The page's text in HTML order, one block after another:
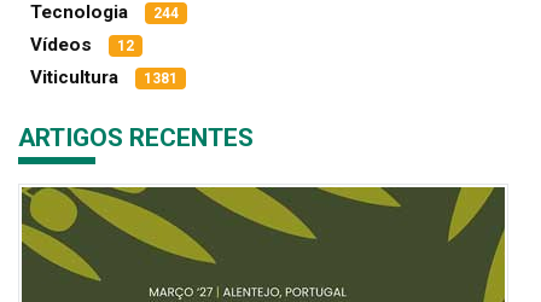
Tecnologia 244
Vídeos 12
Viticultura 1381
ARTIGOS RECENTES